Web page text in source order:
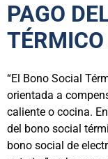
PAGO
“El Bono Social
orientada a
caliente o cocina.
del bono social
bono social de